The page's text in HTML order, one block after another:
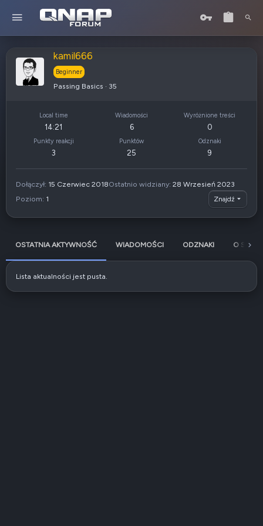
kamil666
Beginner
Passing Basics · 35
Local time
14:21
Wiadomości
6
Wyróżnione treści
0
Punkty reakcji
3
Punktów
25
Odznaki
9
Dołączył 15 Czerwiec 2018Ostatnio widziany 28 Wrzesień 2023
Poziom 1 Znajdź
OSTATNIA AKTYWNOŚĆ WIADOMOŚCI ODZNAKI O SOBIE
Lista aktualności jest pusta.